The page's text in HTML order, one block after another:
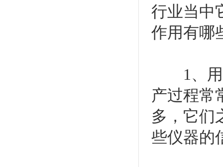
行业当中
作用有哪
1、用
产过程常
多，它们
些仪器的